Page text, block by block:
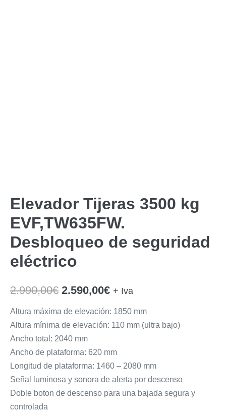
Elevador Tijeras 3500 kg
EVF,TW635FW.
Desbloqueo de seguridad
eléctrico
2.990,00€ El
precio
original
era:
2.990,00€.
2.590,00€El
precio
actual
2.590,00€.
+ Iva
Altura máxima de elevación: 1850 mm
Altura mínima de elevación: 110 mm (ultra bajo)
Ancho total: 2040 mm
Ancho de plataforma: 620 mm
Longitud de plataforma: 1460 – 2080 mm
Señal luminosa y sonora de alerta por descenso
Doble boton de descenso para una bajada segura y
controlada